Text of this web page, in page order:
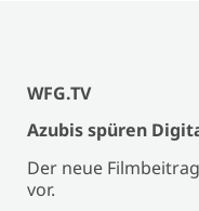
WFG.TV
Azubis spüren
Der neue
vor.